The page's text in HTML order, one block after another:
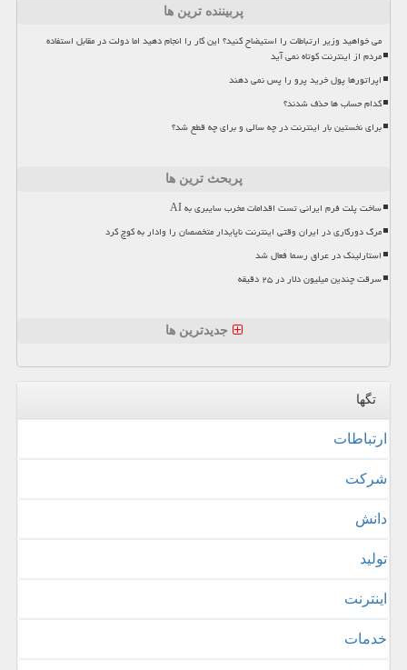
پربیننده ترین ها
می خواهید وزیر ارتباطات را استیضاح کنید؟ این کار را انجام دهید اما دولت در مقابل استفاده
مردم از اینترنت کوتاه نمی آید
اپراتورها پول خرید پرو را پس نمی دهند
کدام حساب ها حذف شدند؟
برای نخستین بار اینترنت در چه سالی و برای چه قطع شد؟
پربحث ترین ها
ساخت پلت فرم ایرانی تست اقدامات مخرب سایبری به AI
مرگ دورکاری در ایران وقتی اینترنت ناپایدار متخصصان را وادار به کوچ کرد
استارلینک در عراق رسما فعال شد
سرقت چندین میلیون دلار در ۲۵ دقیقه
جدیدترین ها
تگها
ارتباطات
شركت
دانش
تولید
اینترنت
خدمات